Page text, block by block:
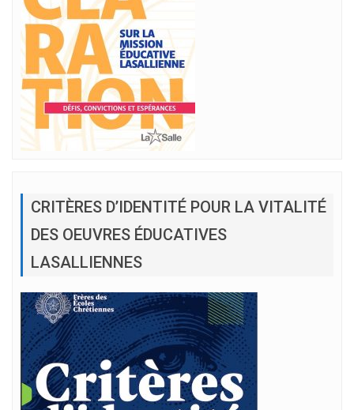
CRITÈRES D’IDENTITÉ POUR LA VITALITÉ
DES OEUVRES ÉDUCATIVES
LASALLIENNES